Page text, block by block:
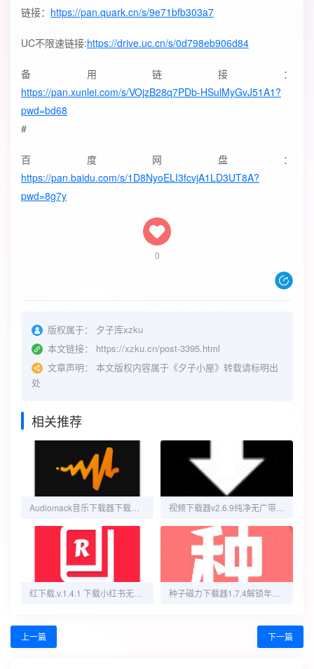
链接： https://pan.quark.cn/s/9e71bfb303a7
UC不限速链接:https://drive.uc.cn/s/0d798eb906d84
备用链接：
https://pan.xunlei.com/s/VOjzB28q7PDb-HSulMyGvJ51A1?
pwd=bd68
#
百度网盘：
https://pan.baidu.com/s/1D8NyoELI3fcvjA1LD3UT8A?
pwd=8g7y
0
版权属于：
夕子库xzku
本文链接：
https://xzku.cn/post-3395.html
文章声明：
本文版权内容属于《夕子小屋》转载请标明出
处
相关推荐
上一篇 下一篇